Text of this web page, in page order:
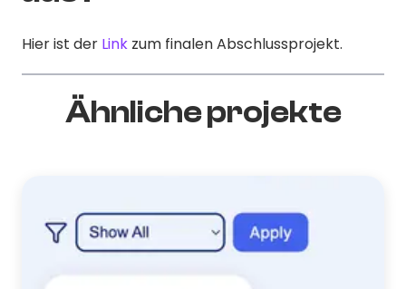
Hier ist der Link zum finalen Abschlussprojekt.
Ähnliche projekte